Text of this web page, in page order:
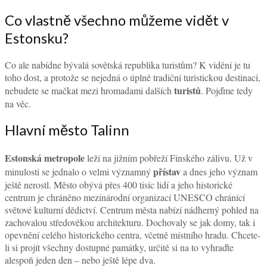
Co vlastně všechno můžeme vidět v
Estonsku?
Co ale nabídne bývalá sovětská republika turistům? K vidění je tu
toho dost, a protože se nejedná o úplně tradiční turistickou destinaci,
nebudete se mačkat mezi hromadami dalších turistů. Pojďme tedy
na věc.
Hlavní město Talinn
Estonská metropoleleží na jižním pobřeží Finského zálivu. Už v
minulosti se jednalo o velmi významnýpřístava dnes jeho význam
ještě nerostl. Město obývá přes 400 tisíc lidí a jeho historické
centrum je chráněno mezinárodní organizací UNESCO chránící
světové kulturní dědictví. Centrum města nabízí nádherný pohled na
zachovalou středověkou architekturu. Dochovaly se jak domy, tak i
opevnění celého historického centra, včetně místního hradu. Chcete-
li si projít všechny dostupné památky, určitě si na to vyhraďte
alespoň jeden den – nebo ještě lépe dva.